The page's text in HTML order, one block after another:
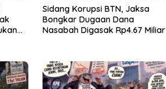
Sidang Korupsi BTN, Jaksa
Bongkar Dugaan Dana
Nasabah Digasak Rp4.67 Miliar